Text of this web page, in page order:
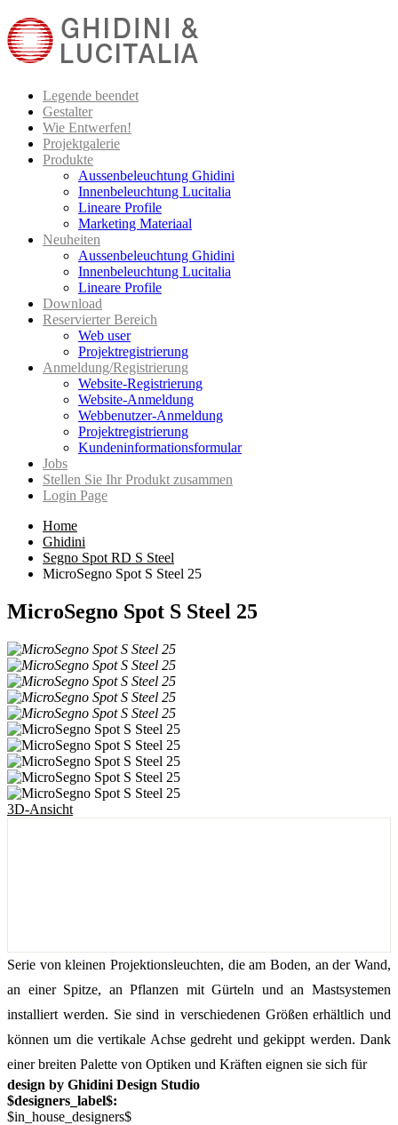
Legende beendet
Gestalter
Wie Entwerfen!
Projektgalerie
Produkte
Aussenbeleuchtung Ghidini
Innenbeleuchtung Lucitalia
Lineare Profile
Marketing Materiaal
Neuheiten
Aussenbeleuchtung Ghidini
Innenbeleuchtung Lucitalia
Lineare Profile
Download
Reservierter Bereich
Web user
Projektregistrierung
Anmeldung/Registrierung
Website-Registrierung
Website-Anmeldung
Webbenutzer-Anmeldung
Projektregistrierung
Kundeninformationsformular
Jobs
Stellen Sie Ihr Produkt zusammen
Login Page
Home
Ghidini
Segno Spot RD S Steel
MicroSegno Spot S Steel 25
MicroSegno Spot S Steel 25
3D-Ansicht
Serie von kleinen Projektionsleuchten, die am Boden, an der Wand,
an einer Spitze, an Pflanzen mit Gürteln und an Mastsystemen
installiert werden. Sie sind in verschiedenen Größen erhältlich und
können um die vertikale Achse gedreht und gekippt werden. Dank
einer breiten Palette von Optiken und Kräften eignen sie sich für
design by Ghidini Design Studio
$designers_label$:
$in_house_designers$